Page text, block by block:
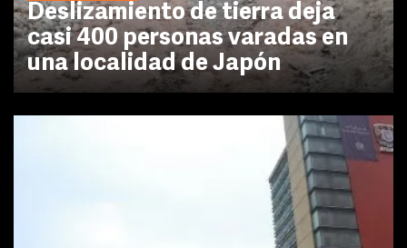
Deslizamiento de tierra deja
casi 400 personas varadas en
una localidad de Japón